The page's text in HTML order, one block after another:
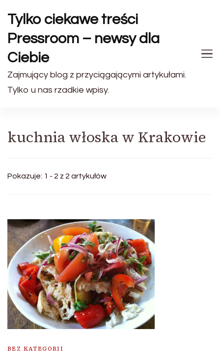
Tylko ciekawe treści
Pressroom – newsy dla
Ciebie
Zajmujący blog z przyciągającymi artykułami.
Tylko u nas rzadkie wpisy.
kuchnia włoska w Krakowie
Pokazuje: 1 - 2 z 2 artykułów
BEZ KATEGORII